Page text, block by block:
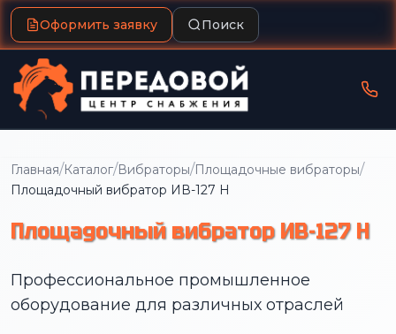
Оформить заявку Поиск
Главная/Каталог/Вибраторы/Площадочные вибраторы/
Площадочный вибратор ИВ-127 Н
Площадочный вибратор ИВ-127 Н
Профессиональное промышленное
оборудование для различных отраслей